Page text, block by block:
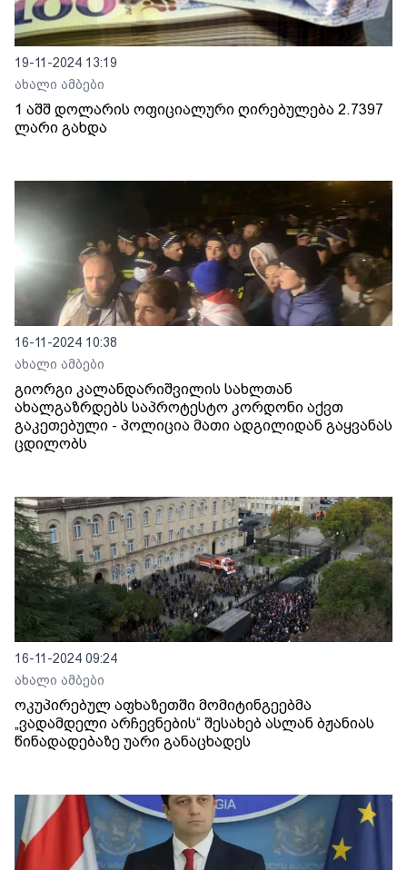
19-11-2024 13:19
ახალი ამბები
1 აშშ დოლარის ოფიციალური ღირებულება 2.7397
ლარი გახდა
16-11-2024 10:38
ახალი ამბები
გიორგი კალანდარიშვილის სახლთან
ახალგაზრდებს საპროტესტო კორდონი აქვთ
გაკეთებული - პოლიცია მათი ადგილიდან გაყვანას
ცდილობს
16-11-2024 09:24
ახალი ამბები
ოკუპირებულ აფხაზეთში მომიტინგეებმა
„ვადამდელი არჩევნების“ შესახებ ასლან ბჟანიას
წინადადებაზე უარი განაცხადეს